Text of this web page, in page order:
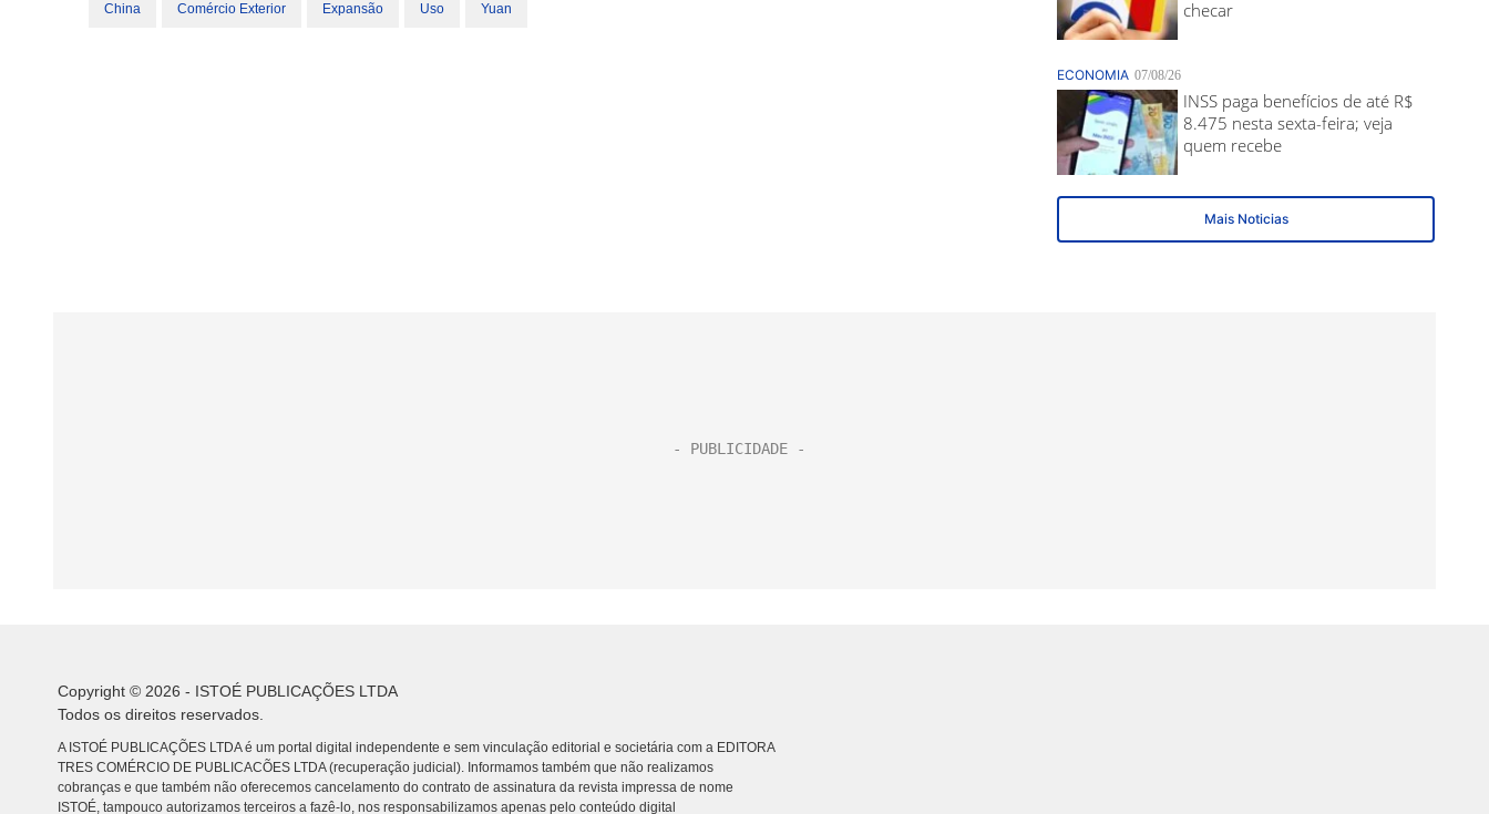
China Comércio Exterior Expansão Uso Yuan
Copyright © 2026 - ISTOÉ PUBLICAÇÕES LTDA
Todos os direitos reservados.
A ISTOÉ PUBLICAÇÕES LTDA é um portal digital independente e sem vinculação editorial e societária com a EDITORA
TRES COMÉRCIO DE PUBLICACÕES LTDA (recuperação judicial). Informamos também que não realizamos
cobranças e que também não oferecemos cancelamento do contrato de assinatura da revista impressa de nome
ISTOÉ, tampouco autorizamos terceiros a fazê-lo, nos responsabilizamos apenas pelo conteúdo digital